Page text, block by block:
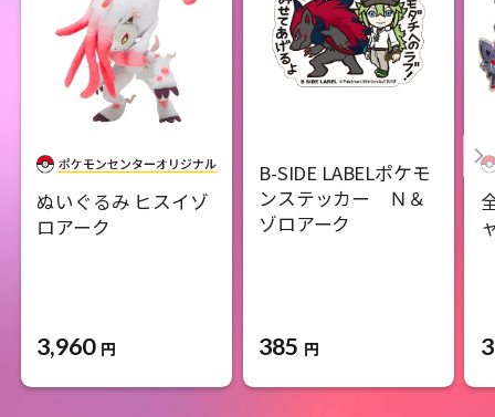
ぬいぐるみ ヒスイゾ
ロアーク
3,960 円
B-SIDE LABELポケモ
ンステッカー Ｎ＆
ゾロアーク
385 円